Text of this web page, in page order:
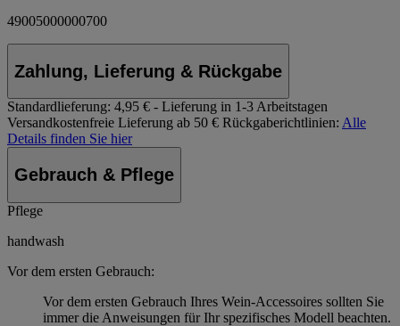
49005000000700
Zahlung, Lieferung & Rückgabe
Standardlieferung: 4,95 € - Lieferung in 1-3 Arbeitstagen
Versandkostenfreie Lieferung ab 50 € Rückgaberichtlinien: Alle
Details finden Sie hier
Gebrauch & Pflege
Pflege
handwash
Vor dem ersten Gebrauch:
Vor dem ersten Gebrauch Ihres Wein-Accessoires sollten Sie
immer die Anweisungen für Ihr spezifisches Modell beachten.